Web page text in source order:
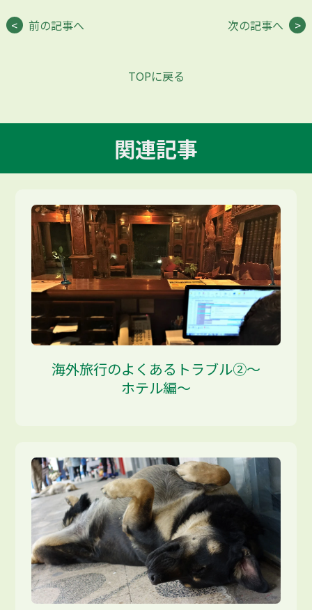
前の記事へ 次の記事へ
TOPに戻る
関連記事
海外旅行のよくあるトラブル②～
ホテル編～